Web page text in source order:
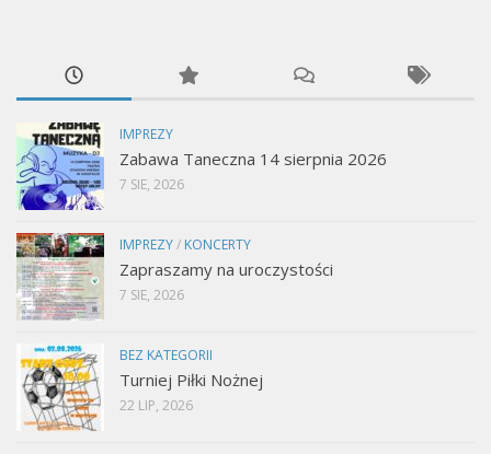
IMPREZY
Zabawa Taneczna 14 sierpnia 2026
7 SIE, 2026
IMPREZY/ KONCERTY
Zapraszamy na uroczystości
7 SIE, 2026
BEZ KATEGORII
Turniej Piłki Nożnej
22 LIP, 2026